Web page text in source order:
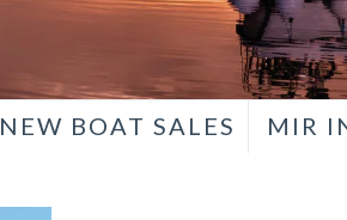
NEW BOAT SALES MIR